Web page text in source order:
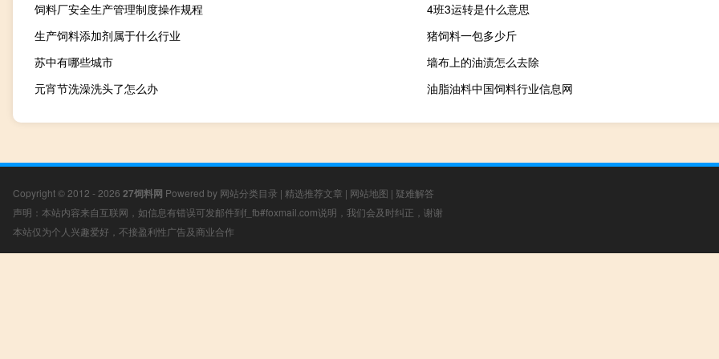
饲料厂安全生产管理制度操作规程
4班3运转是什么意思
生产饲料添加剂属于什么行业
猪饲料一包多少斤
苏中有哪些城市
墙布上的油渍怎么去除
元宵节洗澡洗头了怎么办
油脂油料中国饲料行业信息网
Copyright © 2012 - 2026 27饲料网 Powered by 网站分类目录 | 精选推荐文章 | 网站地图 | 疑难解答
声明：本站内容来自互联网，如信息有错误可发邮件到f_fb#foxmail.com说明，我们会及时纠正，谢谢
本站仅为个人兴趣爱好，不接盈利性广告及商业合作